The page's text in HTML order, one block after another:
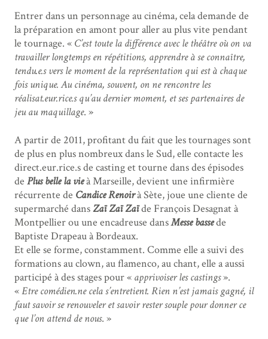
Entrer dans un personnage au cinéma, cela demande de
la préparation en amont pour aller au plus vite pendant
le tournage. « C’est toute la différence avec le théâtre où on va
travailler longtemps en répétitions, apprendre à se connaître,
tendu.e.s vers le moment de la représentation qui est à chaque
fois unique. Au cinéma, souvent, on ne rencontre les
réalisat.eur.rice.s qu’au dernier moment, et ses partenaires de
jeu au maquillage. »
A partir de 2011, profitant du fait que les tournages sont
de plus en plus nombreux dans le Sud, elle contacte les
direct.eur.rice.s de casting et tourne dans des épisodes
de Plus belle la vieà Marseille, devient une infirmière
récurrente de Candice Renoirà Sète, joue une cliente de
supermarché dansZaï Zaï Zaïde François Desagnat à
Montpellier ou une encadreuse dansMesse bassede
Baptiste Drapeau à Bordeaux.
Et elle se forme, constamment. Comme elle a suivi des
formations au clown, au flamenco, au chant, elle a aussi
participé à des stages pour « apprivoiser les castings».
«Etre comédien.ne cela s’entretient. Rien n’est jamais gagné, il
faut savoir se renouveler et savoir rester souple pour donner ce
que l’on attend de nous. »